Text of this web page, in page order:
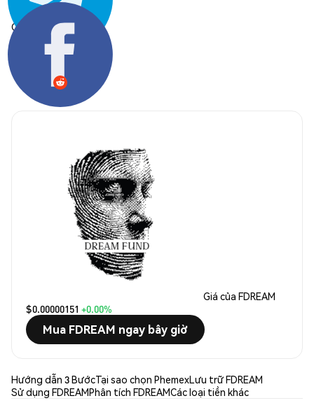
Chia sẻ:
Giá của FDREAM
$0.00000151 +0.00%
Mua FDREAM ngay bây giờ
Hướng dẫn 3 BướcTại sao chọn PhemexLưu trữ FDREAM
Sử dụng FDREAMPhân tích FDREAMCác loại tiền khác